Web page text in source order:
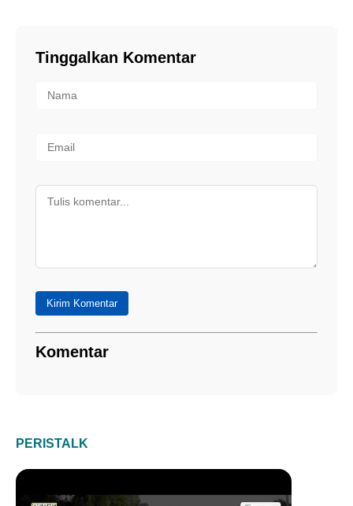
Tinggalkan Komentar
Kirim Komentar
Komentar
PERISTALK